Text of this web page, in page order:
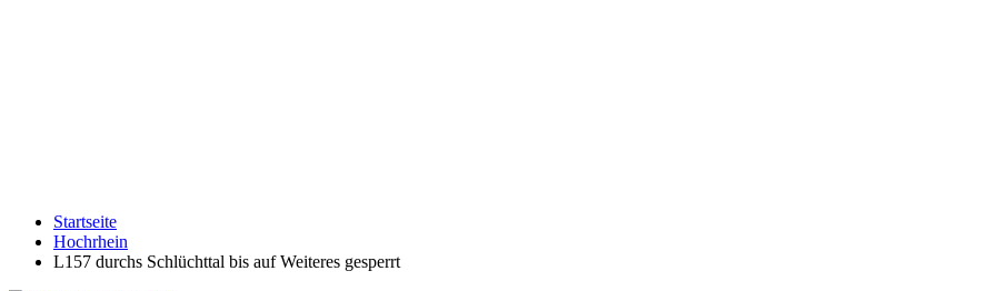
Startseite
Hochrhein
L157 durchs Schlüchttal bis auf Weiteres gesperrt